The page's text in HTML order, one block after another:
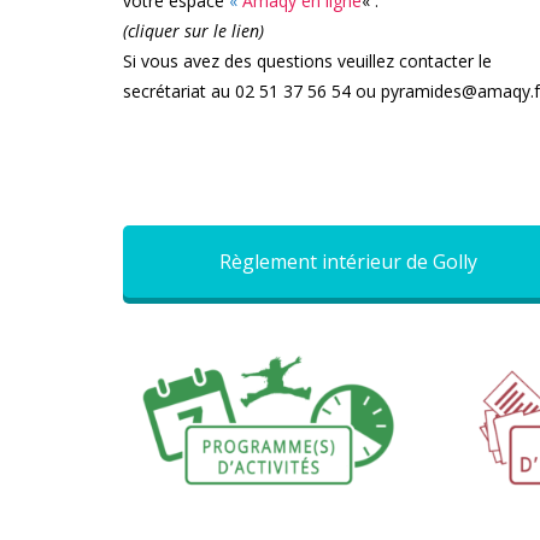
(cliquer sur le lien)
Si vous avez des questions veuillez contacter le
secrétariat au 02 51 37 56 54 ou
Règlement intérieur de Golly